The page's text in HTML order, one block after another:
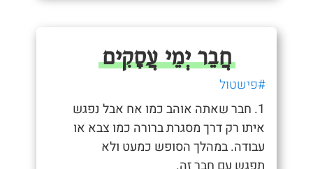
חֲבֵר יְמֵי עֲסָקִים
#פישטול
1. חבר שאתה אוהב כמו אח אבל נפגש
איתו רק דרך מסגרת ברורה כמו צבא או
עבודה. במהלך הסופש כמעט ולא